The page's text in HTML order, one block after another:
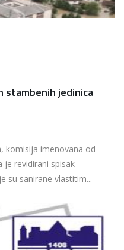
stambenih jedinica
komisija imenovana od
je revidirani spisak
su sanirane vlastitim...